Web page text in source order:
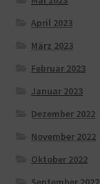
April 2023
März 2023
Februar 2023
Januar 2023
Dezember 2022
November 2022
Oktober 2022